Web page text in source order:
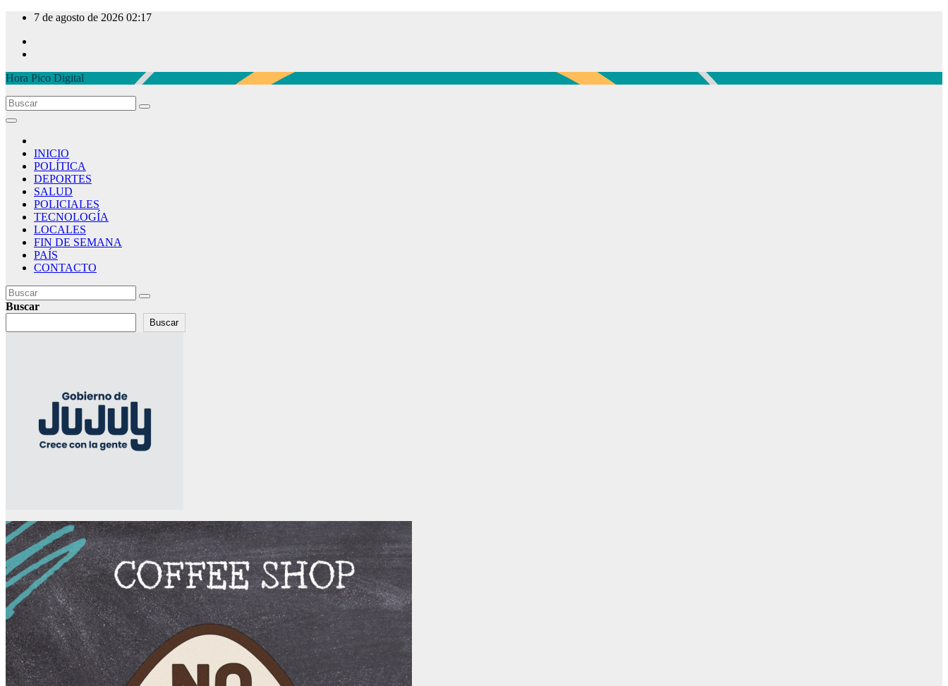
contenido
7 de agosto de 2026 02:17
Hora Pico Digital
INICIO
POLÍTICA
DEPORTES
SALUD
POLICIALES
TECNOLOGÍA
LOCALES
FIN DE SEMANA
PAÍS
CONTACTO
Buscar
Buscar